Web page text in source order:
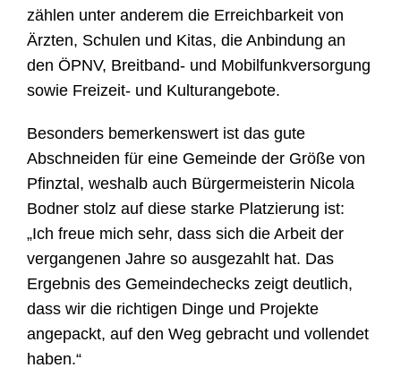
zählen unter anderem die Erreichbarkeit von
Ärzten, Schulen und Kitas, die Anbindung an
den ÖPNV, Breitband- und Mobilfunkversorgung
sowie Freizeit- und Kulturangebote.
Besonders bemerkenswert ist das gute
Abschneiden für eine Gemeinde der Größe von
Pfinztal, weshalb auch Bürgermeisterin Nicola
Bodner stolz auf diese starke Platzierung ist:
„Ich freue mich sehr, dass sich die Arbeit der
vergangenen Jahre so ausgezahlt hat. Das
Ergebnis des Gemeindechecks zeigt deutlich,
dass wir die richtigen Dinge und Projekte
angepackt, auf den Weg gebracht und vollendet
haben.“